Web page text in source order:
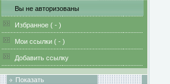
Вы не авторизованы
Избранное ( - )
Мои ссылки ( - )
Добавить ссылку
Показать